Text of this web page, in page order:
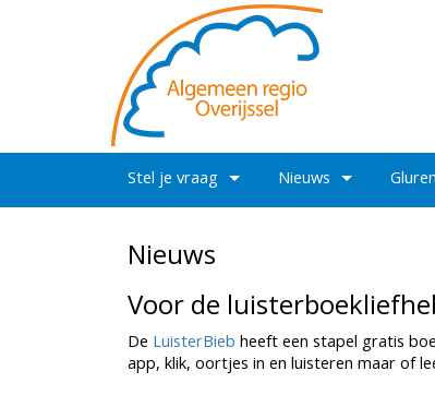
Stel je vraag Nieuws
Nieuws
Voor de
De LuisterBieb heeft een stapel gratis
app, klik, oortjes in en luisteren maar of